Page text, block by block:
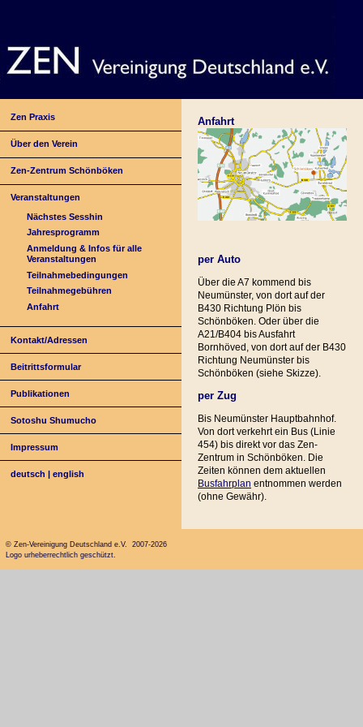
Zen Praxis
Über den Verein
Zen-Zentrum Schönböken
Veranstaltungen
Nächstes Sesshin
Jahresprogramm
Anmeldung & Infos für alle
Veranstaltungen
Teilnahmebedingungen
Teilnahmegebühren
Anfahrt
Kontakt/Adressen
Beitrittsformular
Publikationen
Sotoshu Shumucho
Impressum
deutsch |english
Anfahrt
per Auto
Über die A7 kommend bis
Neumünster, von dort auf der
B430 Richtung Plön bis
Schönböken. Oder über die
A21/B404 bis Ausfahrt
Bornhöved, von dort auf der B430
Richtung Neumünster bis
Schönböken (siehe Skizze).
per Zug
Bis Neumünster Hauptbahnhof.
Von dort verkehrt ein Bus (Linie
454) bis direkt vor das Zen-
Zentrum in Schönböken. Die
Zeiten können dem aktuellen
Busfahrplan entnommen werden
(ohne Gewähr).
© Zen-Vereinigung Deutschland e.V. 2007-2026
Logo urheberrechtlich geschützt.